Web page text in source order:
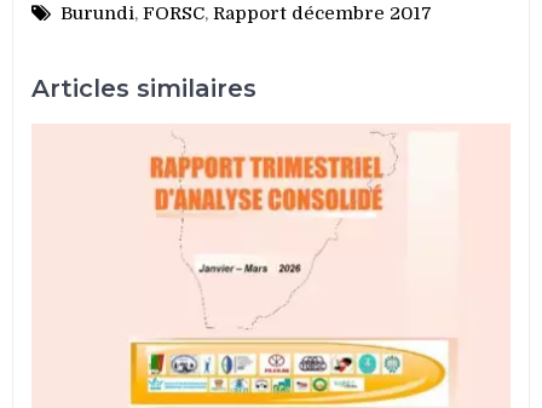
Burundi,FORSC,Rapport décembre 2017
Articles similaires